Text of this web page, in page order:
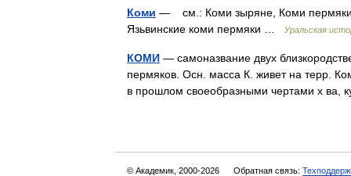
Коми — см.: Коми зыряне, Коми пермяки,
Язьвинские коми пермяки …
Уральская
КОМИ — самоназвание двух
пермяков. Осн. масса К. живет на терр.
в прошлом своеобразными чертами х ва,
© Академик, 2000-2026 Обратная связь: